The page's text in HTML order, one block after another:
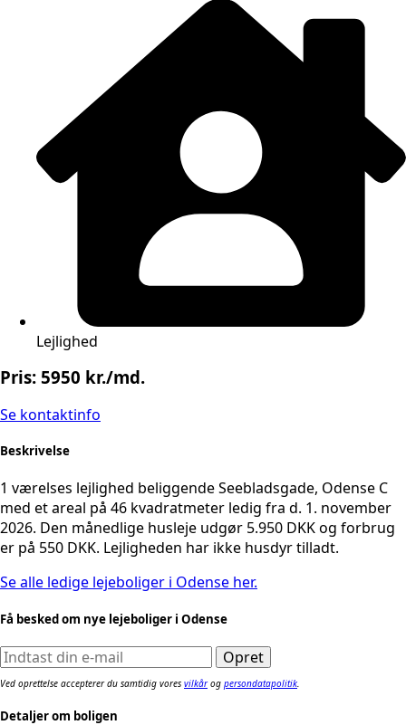
Lejlighed
Pris: 5950 kr./md.
Se kontaktinfo
Beskrivelse
1 værelses lejlighed beliggende Seebladsgade, Odense C
med et areal på 46 kvadratmeter ledig fra d. 1. november
2026. Den månedlige husleje udgør 5.950 DKK og forbrug
er på 550 DKK. Lejligheden har ikke husdyr tilladt.
Se alle ledige lejeboliger i Odense her.
Få besked om nye lejeboliger i Odense
Ved oprettelse accepterer du samtidig vores vilkårog persondatapolitik
Detaljer om boligen